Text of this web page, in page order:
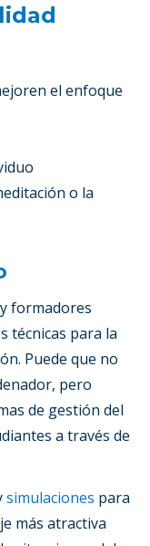
el enfoque
o la
formadores
técnicas para la
Puede que no
pero
de gestión del
a través de
simulaciones para
más atractiva